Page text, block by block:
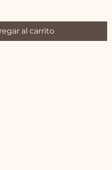
al carrito